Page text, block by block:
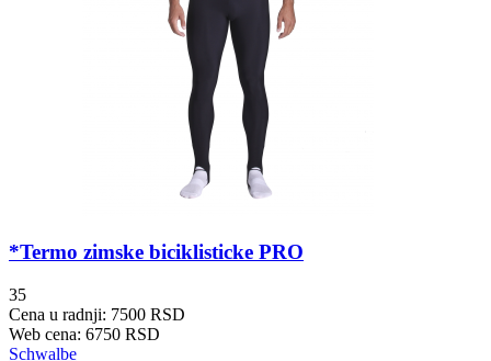
*Termo zimske biciklisticke PRO
35
Cena u radnji: 7500 RSD
Web cena: 6750 RSD
Schwalbe